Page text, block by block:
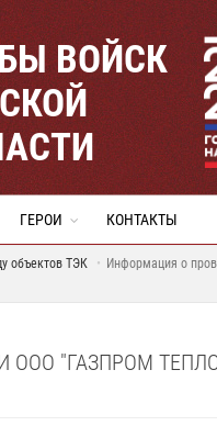
ВОЙСК
ГЕРОИ КОНТАКТЫ
объектов ТЭК
Информация о
"ГАЗПРОМ